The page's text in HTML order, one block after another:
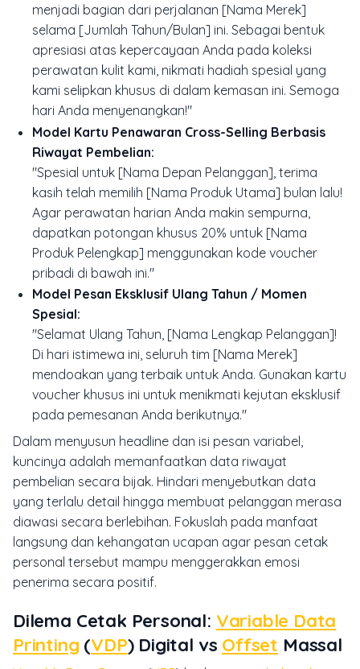
menjadi bagian dari perjalanan [Nama Merek]
selama [Jumlah Tahun/Bulan] ini. Sebagai bentuk
apresiasi atas kepercayaan Anda pada koleksi
perawatan kulit kami, nikmati hadiah spesial yang
kami selipkan khusus di dalam kemasan ini. Semoga
hari Anda menyenangkan!"
Model Kartu Penawaran Cross-Selling Berbasis
Riwayat Pembelian:
"Spesial untuk [Nama Depan Pelanggan], terima
kasih telah memilih [Nama Produk Utama] bulan lalu!
Agar perawatan harian Anda makin sempurna,
dapatkan potongan khusus 20% untuk [Nama
Produk Pelengkap] menggunakan kode voucher
pribadi di bawah ini."
Model Pesan Eksklusif Ulang Tahun / Momen
Spesial:
"Selamat Ulang Tahun, [Nama Lengkap Pelanggan]!
Di hari istimewa ini, seluruh tim [Nama Merek]
mendoakan yang terbaik untuk Anda. Gunakan kartu
voucher khusus ini untuk menikmati kejutan eksklusif
pada pemesanan Anda berikutnya."
Dalam menyusun headline dan isi pesan variabel,
kuncinya adalah memanfaatkan data riwayat
pembelian secara bijak. Hindari menyebutkan data
yang terlalu detail hingga membuat pelanggan merasa
diawasi secara berlebihan. Fokuslah pada manfaat
langsung dan kehangatan ucapan agar pesan cetak
personal tersebut mampu menggerakkan emosi
penerima secara positif.
Dilema Cetak Personal: Variable Data
Printing (VDP) Digital vs Offset Massal